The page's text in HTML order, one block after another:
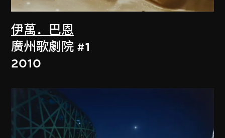
伊萬．巴恩
廣州歌劇院 #1
2010